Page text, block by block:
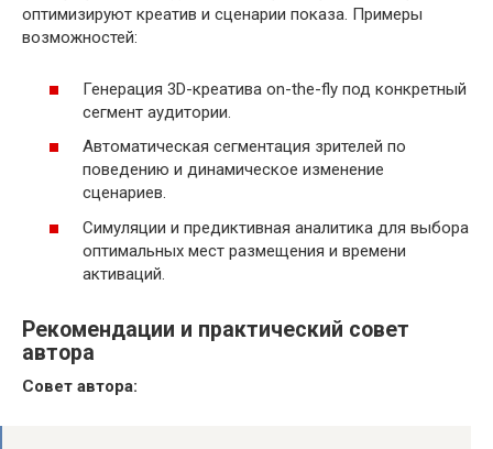
оптимизируют креатив и сценарии показа. Примеры
возможностей:
Генерация 3D-креатива on-the-fly под конкретный
сегмент аудитории.
Автоматическая сегментация зрителей по
поведению и динамическое изменение
сценариев.
Симуляции и предиктивная аналитика для выбора
оптимальных мест размещения и времени
активаций.
Рекомендации и практический совет
автора
Совет автора: